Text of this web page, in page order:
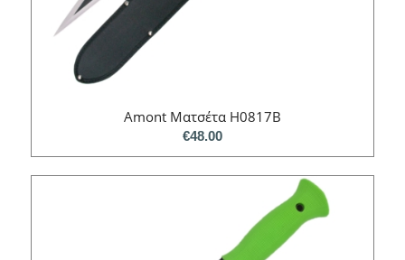
Amont Ματσέτα H0817B
€48.00